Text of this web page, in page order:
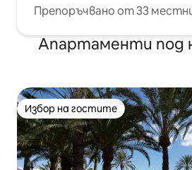
Препоръчвано от 33
Апартаменти под
Избор на гостите
Избор на гостите